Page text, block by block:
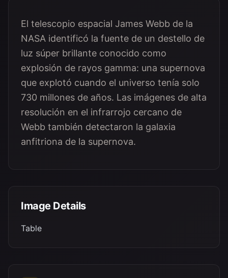
El telescopio espacial James Webb de la
NASA identificó la fuente de un destello de
luz súper brillante conocido como
explosión de rayos gamma: una supernova
que explotó cuando el universo tenía solo
730 millones de años. Las imágenes de alta
resolución en el infrarrojo cercano de
Webb también detectaron la galaxia
anfitriona de la supernova.
Image Details
Table